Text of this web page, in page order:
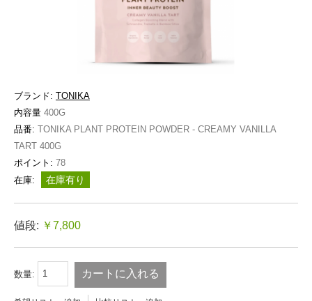
ブランド: TONIKA
内容量 400G
品番: TONIKA PLANT PROTEIN POWDER - CREAMY VANILLA
TART 400G
ポイント: 78
在庫:
在庫有り
値段: ￥7,800
数量: カートに入れる